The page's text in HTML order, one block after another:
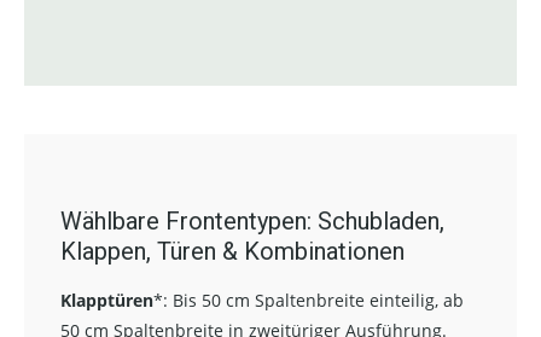
Wählbare Frontentypen: Schubladen,
Klappen, Türen & Kombinationen
Klapptüren*: Bis 50 cm Spaltenbreite einteilig, ab
50 cm Spaltenbreite in zweitüriger Ausführung.